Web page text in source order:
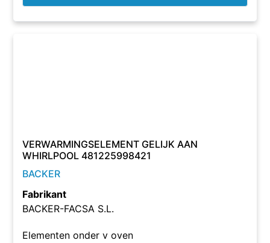
VERWARMINGSELEMENT GELIJK AAN
WHIRLPOOL 481225998421
BACKER
Fabrikant
BACKER-FACSA S.L.
Elementen onder v oven